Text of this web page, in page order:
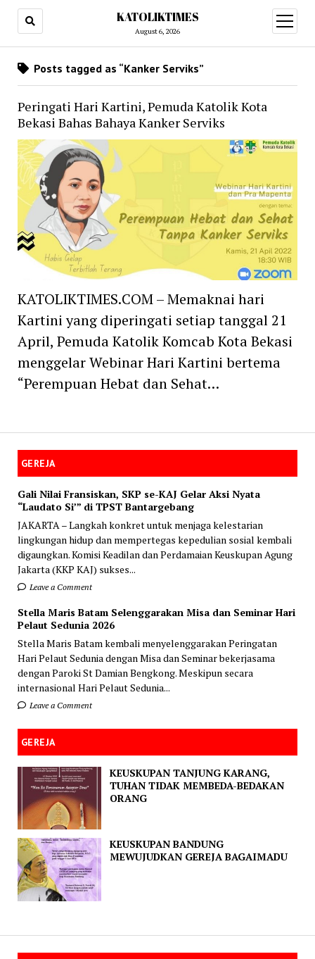
KATOLIKTIMES
August 6, 2026
open
menu
GEREJA
Gali Nilai Fransiskan, SKP se-KAJ Gelar Aksi Nyata
“Laudato Si’” di TPST Bantargebang
JAKARTA – Langkah konkret untuk menjaga kelestarian
lingkungan hidup dan mempertegas kepedulian sosial kembali
digaungkan. Komisi Keadilan dan Perdamaian Keuskupan Agung
Jakarta (KKP KAJ) sukses...
Leave a Comment
Stella Maris Batam Selenggarakan Misa dan Seminar Hari
Pelaut Sedunia 2026
Stella Maris Batam kembali menyelenggarakan Peringatan
Hari Pelaut Sedunia dengan Misa dan Seminar bekerjasama
dengan Paroki St Damian Bengkong. Meskipun secara
internasional Hari Pelaut Sedunia...
Leave a Comment
GEREJA
KEUSKUPAN TANJUNG KARANG,
TUHAN TIDAK MEMBEDA-BEDAKAN
ORANG
KEUSKUPAN BANDUNG
MEWUJUDKAN GEREJA BAGAIMADU
Posts tagged as “Kanker Serviks”
Peringati Hari Kartini, Pemuda Katolik Kota
Bekasi Bahas Bahaya Kanker Serviks
KATOLIKTIMES.COM – Memaknai hari
Kartini yang diperingati setiap tanggal 21
April, Pemuda Katolik Komcab Kota Bekasi
menggelar Webinar Hari Kartini bertema
“Perempuan Hebat dan Sehat…